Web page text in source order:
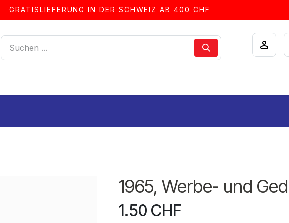
GRATISLIEFERUNG IN DER SCHWEIZ AB 400 CHF
1965, Werbe- und
1.50 CHF